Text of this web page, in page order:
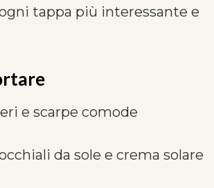
tappa più interessante e
e scarpe comode
da sole e crema solare